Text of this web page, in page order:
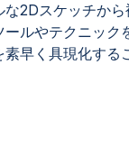
2Dスケッチか
ルやテクニック
早く具現化する